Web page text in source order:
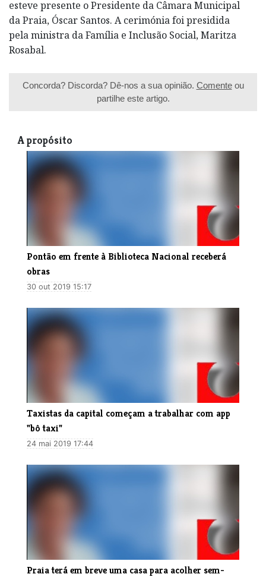
esteve presente o Presidente da Câmara Municipal
da Praia, Óscar Santos. A cerimónia foi presidida
pela ministra da Família e Inclusão Social, Maritza
Rosabal.
Concorda? Discorda? Dê-nos a sua opinião. Comenteou
partilhe este artigo.
A propósito
Pontão em frente à Biblioteca Nacional receberá
obras
30 out 2019 15:17
Taxistas da capital começam a trabalhar com app
"bô taxi"
24 mai 2019 17:44
Praia terá em breve uma casa para acolher sem-